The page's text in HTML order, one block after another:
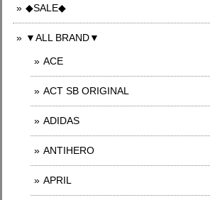
◆SALE◆
▼ALL BRAND▼
ACE
ACT SB ORIGINAL
ADIDAS
ANTIHERO
APRIL